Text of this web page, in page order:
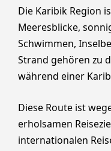
Die Karibik Region
Meeresblicke,
Schwimmen,
Strand gehören zu
während einer
Diese Route ist
erholsamen
internationalen